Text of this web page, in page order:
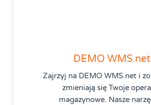
DEMO WMS.net
Zajrzyj na DEMO WMS.net i
zmieniają się Twoje
magazynowe. Nasze